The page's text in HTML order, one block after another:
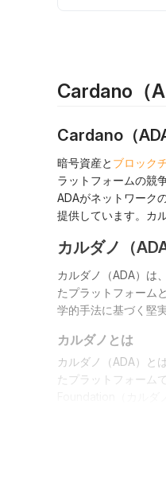
Cardano（
Cardano（
暗号資産と ブロック
ラットフォームの競
ADAがネットワーク
提供しています。カ
カルダノ（
カルダノ（ADA）は
たプラットフォーム
学的手法に基づく堅
カルダノとは
カルダノ（ADA）と
たプラットフォーム
基本構成は、決済